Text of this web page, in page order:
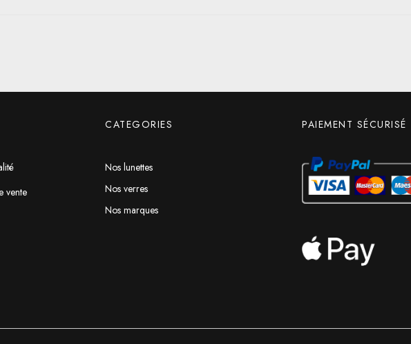
vente
CATEGORIES
Nos lunettes
Nos verres
Nos marques
PAIEMENT SÉCURISÉ